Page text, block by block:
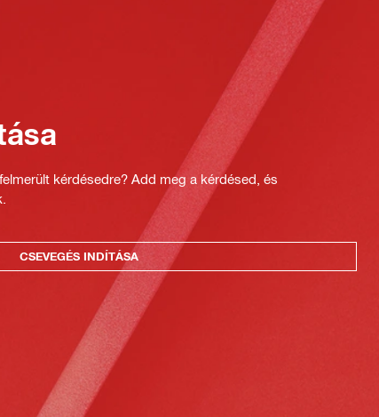
kérdésedre? Add meg a kérdésed, és
CSEVEGÉS INDÍTÁSA